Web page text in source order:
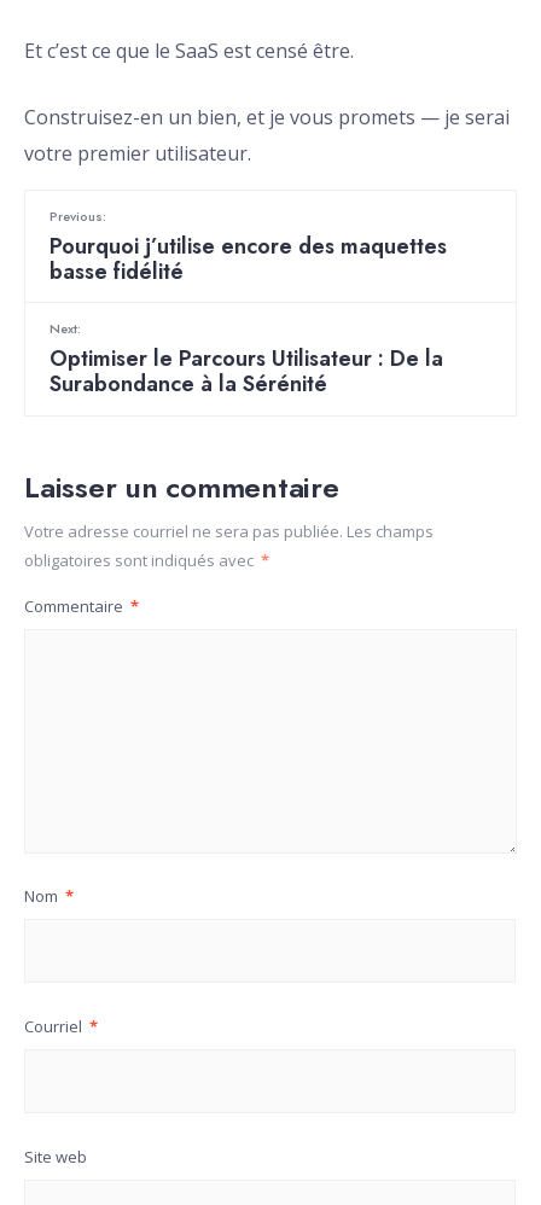
Et c’est ce que le SaaS est censé être.
Construisez-en un bien, et je vous promets — je serai
votre premier utilisateur.
Previous:
Pourquoi j’utilise encore des maquettes
basse fidélité
Next:
Optimiser le Parcours Utilisateur : De la
Surabondance à la Sérénité
Laisser un commentaire
Votre adresse courriel ne sera pas publiée. Les champs
obligatoires sont indiqués avec *
Commentaire *
Nom *
Courriel *
Site web